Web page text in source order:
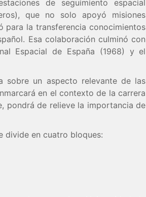
de seguimiento espacial
que no solo apoyó misiones
para la transferencia conocimientos
Esa colaboración culminó con
Espacial de España (1968) y el
sobre un aspecto relevante de las
en el contexto de la carrera
pondrá de relieve la importancia de
divide en cuatro bloques: